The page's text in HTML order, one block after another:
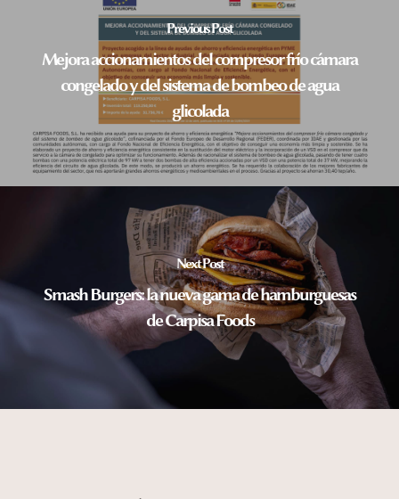
Previous Post
Mejora accionamientos del compresor frío cámara
congelado y del sistema de bombeo de agua
glicolada
Next Post
Smash Burgers: la nueva gama de hamburguesas
de Carpisa Foods